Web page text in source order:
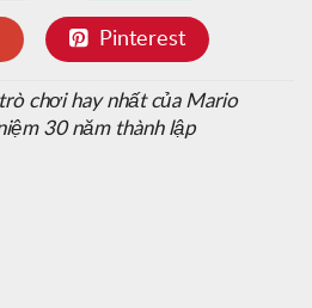
Pinterest
chơi hay nhất của Mario
30 năm thành lập